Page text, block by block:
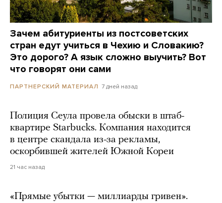
Зачем абитуриенты из постсоветских
стран едут учиться в Чехию и Словакию?
Это дорого? А язык сложно выучить? Вот
что говорят они сами
ПАРТНЕРСКИЙ МАТЕРИАЛ 7 дней назад
Полиция Сеула провела обыски в штаб-
квартире Starbucks. Компания находится
в центре скандала из-за рекламы,
оскорбившей жителей Южной Кореи
21 час назад
«Прямые убытки — миллиарды гривен».